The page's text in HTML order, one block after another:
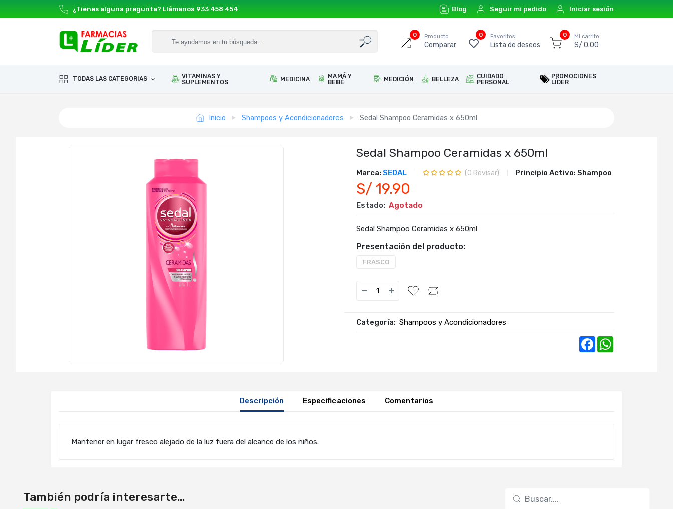
¿Tienes alguna pregunta? Llámanos 933 458 454 Blog Seguir mi pedido Iniciar sesión
0 Producto
Comparar
0 Favoritos
Lista de deseos
0 Mi carrito
S/ 0.00
TODAS LAS CATEGORIAS
VITAMINAS Y
SUPLEMENTOS
MEDICINA
MAMÁ Y
BEBÉ
MEDICIÓN BELLEZA
CUIDADO
PERSONAL
PROMOCIONES
LÍDER
Inicio Shampoos y Acondicionadores Sedal Shampoo Ceramidas x 650ml
Sedal Shampoo Ceramidas x 650ml
Marca: SEDAL (0 Revisar) Principio Activo: Shampoo
S/ 19.90
Estado: Agotado
Sedal Shampoo Ceramidas x 650ml
Presentación del producto:
FRASCO
Categoría: Shampoos y Acondicionadores
Facebook
Descripción Especificaciones Comentarios
Mantener en lugar fresco alejado de la luz fuera del alcance de los niños.
También podría interesarte...